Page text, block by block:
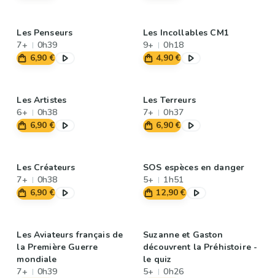
Les Penseurs
7+
0h39
6,90 €
Les Incollables CM1
9+
0h18
4,90 €
Les Artistes
6+
0h38
6,90 €
Les Terreurs
7+
0h37
6,90 €
Les Créateurs
7+
0h38
6,90 €
SOS espèces en danger
5+
1h51
12,90 €
Les Aviateurs français de
la Première Guerre
mondiale
7+
0h39
Suzanne et Gaston
découvrent la Préhistoire -
le quiz
5+
0h26